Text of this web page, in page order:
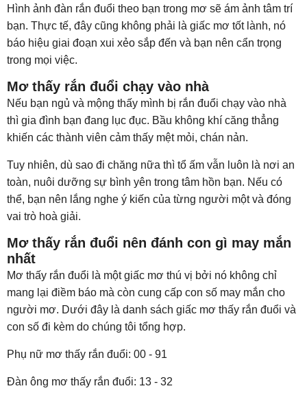
Hình ảnh đàn rắn đuổi theo bạn trong mơ sẽ ám ảnh tâm trí
bạn. Thực tế, đây cũng không phải là giấc mơ tốt lành, nó
báo hiệu giai đoạn xui xẻo sắp đến và bạn nên cẩn trọng
trong mọi việc.
Mơ thấy rắn đuổi chạy vào nhà
Nếu bạn ngủ và mộng thấy mình bị rắn đuổi chạy vào nhà
thì gia đình bạn đang lục đục. Bầu không khí căng thẳng
khiến các thành viên cảm thấy mệt mỏi, chán nản.
Tuy nhiên, dù sao đi chăng nữa thì tổ ấm vẫn luôn là nơi an
toàn, nuôi dưỡng sự bình yên trong tâm hồn bạn. Nếu có
thể, bạn nên lắng nghe ý kiến của từng người một và đóng
vai trò hoà giải.
Mơ thấy rắn đuổi nên đánh con gì may mắn
nhất
Mơ thấy rắn đuổi là một giấc mơ thú vị bởi nó không chỉ
mang lại điềm báo mà còn cung cấp con số may mắn cho
người mơ. Dưới đây là danh sách giấc mơ thấy rắn đuổi và
con số đi kèm do chúng tôi tổng hợp.
Phụ nữ mơ thấy rắn đuổi: 00 - 91
Đàn ông mơ thấy rắn đuổi: 13 - 32